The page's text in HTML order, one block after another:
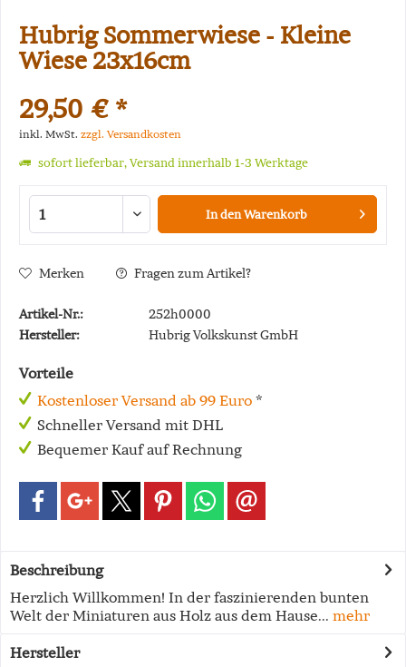
Hubrig Sommerwiese - Kleine
Wiese 23x16cm
29,50 € *
inkl. MwSt. zzgl. Versandkosten
sofort lieferbar, Versand innerhalb 1-3 Werktage
In denWarenkorb
Merken Fragen zum Artikel?
Artikel-Nr.:
252h0000
Hersteller:
Hubrig Volkskunst GmbH
Vorteile
Kostenloser Versand ab 99 Euro *
Schneller Versand mit DHL
Bequemer Kauf auf Rechnung
Beschreibung
Herzlich Willkommen! In der faszinierenden bunten
Welt der Miniaturen aus Holz aus dem Hause... mehr
Hersteller